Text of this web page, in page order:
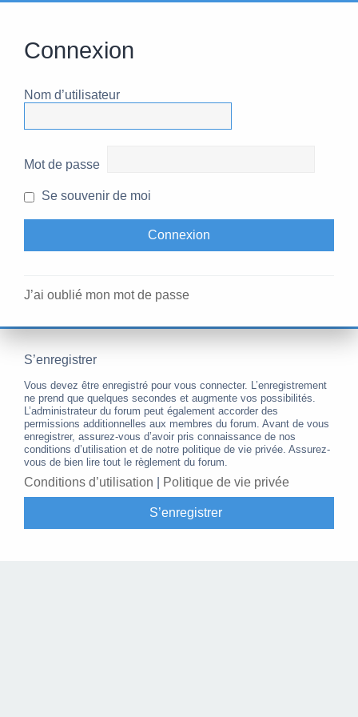
Connexion
Nom d’utilisateur
Mot de passe
Se souvenir de moi
J’ai oublié mon mot de passe
S’enregistrer
Vous devez être enregistré pour vous connecter. L’enregistrement
ne prend que quelques secondes et augmente vos possibilités.
L’administrateur du forum peut également accorder des
permissions additionnelles aux membres du forum. Avant de vous
enregistrer, assurez-vous d’avoir pris connaissance de nos
conditions d’utilisation et de notre politique de vie privée. Assurez-
vous de bien lire tout le règlement du forum.
Conditions d’utilisation Politique de vie privée
S’enregistrer